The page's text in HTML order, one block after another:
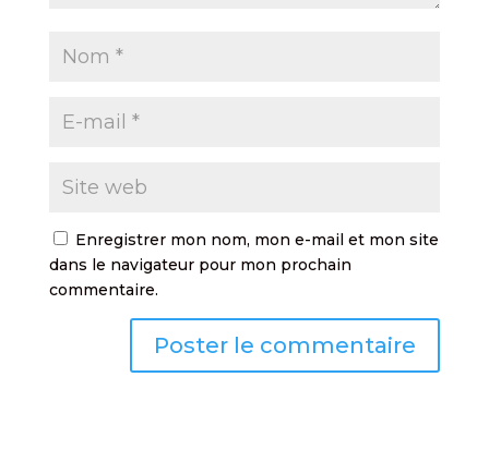
Enregistrer mon nom, mon e-mail et mon site
dans le navigateur pour mon prochain
commentaire.